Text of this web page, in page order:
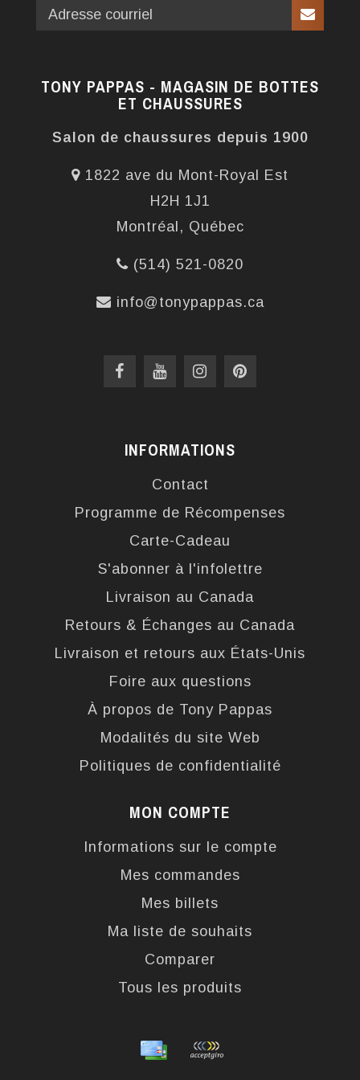
TONY PAPPAS - MAGASIN DE BOTTES
ET CHAUSSURES
Salon de chaussures depuis 1900
1822 ave du Mont-Royal Est
H2H 1J1
Montréal, Québec
(514) 521-0820
info@tonypappas.ca
INFORMATIONS
Contact
Programme de Récompenses
Carte-Cadeau
S'abonner à l'infolettre
Livraison au Canada
Retours & Échanges au Canada
Livraison et retours aux États-Unis
Foire aux questions
À propos de Tony Pappas
Modalités du site Web
Politiques de confidentialité
MON COMPTE
Informations sur le compte
Mes commandes
Mes billets
Ma liste de souhaits
Comparer
Tous les produits